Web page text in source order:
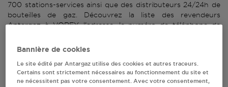
700 stations-services ainsi que des distributeurs 24/24h de
bouteilles de gaz. Découvrez la liste des revendeurs
Antargaz à VOREY, l'adresse, le numéro de téléphone de
3 revendeur(s) Antargaz
à VOREY
Bannière de cookies
Le site édité par Antargaz utilise des cookies et autres traceurs.
Certains sont strictement nécessaires au fonctionnement du site et
ne nécessitent pas votre consentement. Avec votre consentement,